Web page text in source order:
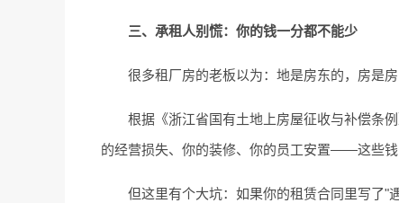
三、承租人别慌：你的钱一分都不能少
很多租厂房的老板以为：地是房东的，房是
根据《浙江省国有土地上房屋征收与补偿条
的经营损失、你的装修、你的员工安置——这些钱
但这里有个大坑：如果你的租赁合同里写了"